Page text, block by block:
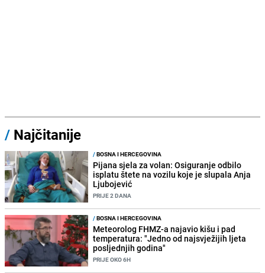
/ Najčitanije
/BOSNA I HERCEGOVINA
Pijana sjela za volan: Osiguranje odbilo
isplatu štete na vozilu koje je slupala Anja
Ljubojević
PRIJE 2 DANA
/BOSNA I HERCEGOVINA
Meteorolog FHMZ-a najavio kišu i pad
temperatura: "Jedno od najsvježijih ljeta
posljednjih godina"
PRIJE OKO 6H